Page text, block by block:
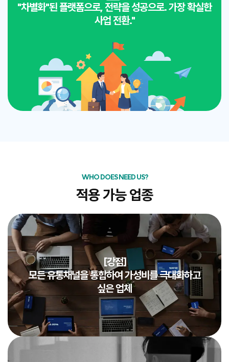
"차별화"된 플랫폼으로, 전략을 성공으로. 가장 확실한
사업 전환."
WHO DOES NEED US?
적용 가능 업종
[강점]
모든 유통채널을 통합하여 가성비를 극대화하고
싶은 업체